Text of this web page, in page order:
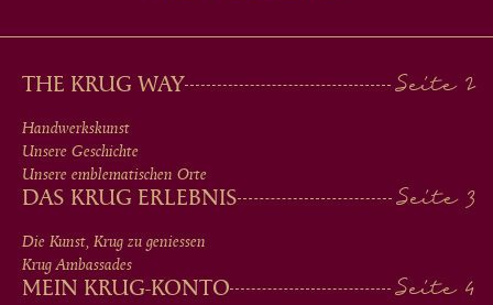
MAIN
MEN
IN
FOOTER
THE KRUG WAY
Handwerkskunst
Unsere Geschichte
Unsere emblematischen Orte
DAS KRUG ERLEBNIS
Die Kunst, Krug zu geniessen
Krug Ambassades
MEIN KRUG-KONTO